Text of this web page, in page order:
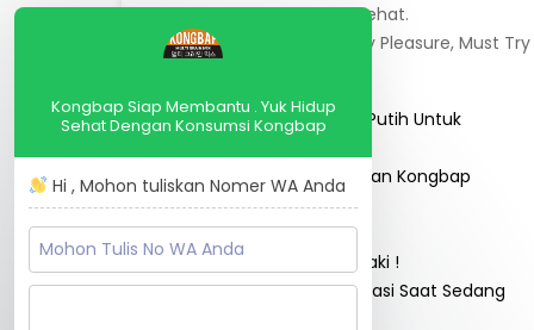
langsing, tubuh pun lebih sehat.
Kongbap Shirataki, No Guilty Pleasure, Must Try
Inilah Pengganti Nasi Putih Untuk
NEW TREND DIET dengan Kongbap
Shirataki
Apa itu Shirataki ?
BARU, Kongbap Shirataki !
4 Tips Aman Makan Nasi Saat Sedang
CV Herba Liem Putra
Kongbap Siap Membantu . Yuk Hidup
Sehat Dengan Konsumsi Kongbap
Hi , Mohon tuliskan Nomer WA Anda